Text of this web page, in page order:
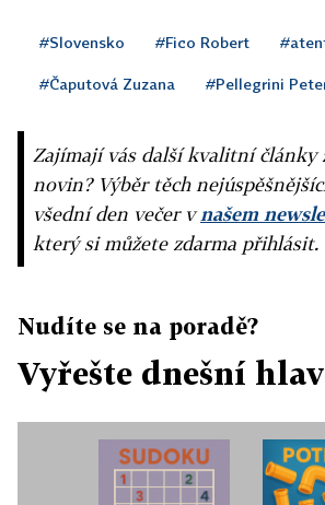
#Slovensko #Fico Robert
#Čaputová Zuzana #Pellegrini
Zajímají vás další kvalitní články
novin? Výběr těch
všední den večer vnašem
který si můžete zdarma přihlásit.
Nudíte se na poradě?
Vyřešte dnešní